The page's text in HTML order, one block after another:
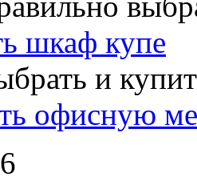
шкаф купе
офисную